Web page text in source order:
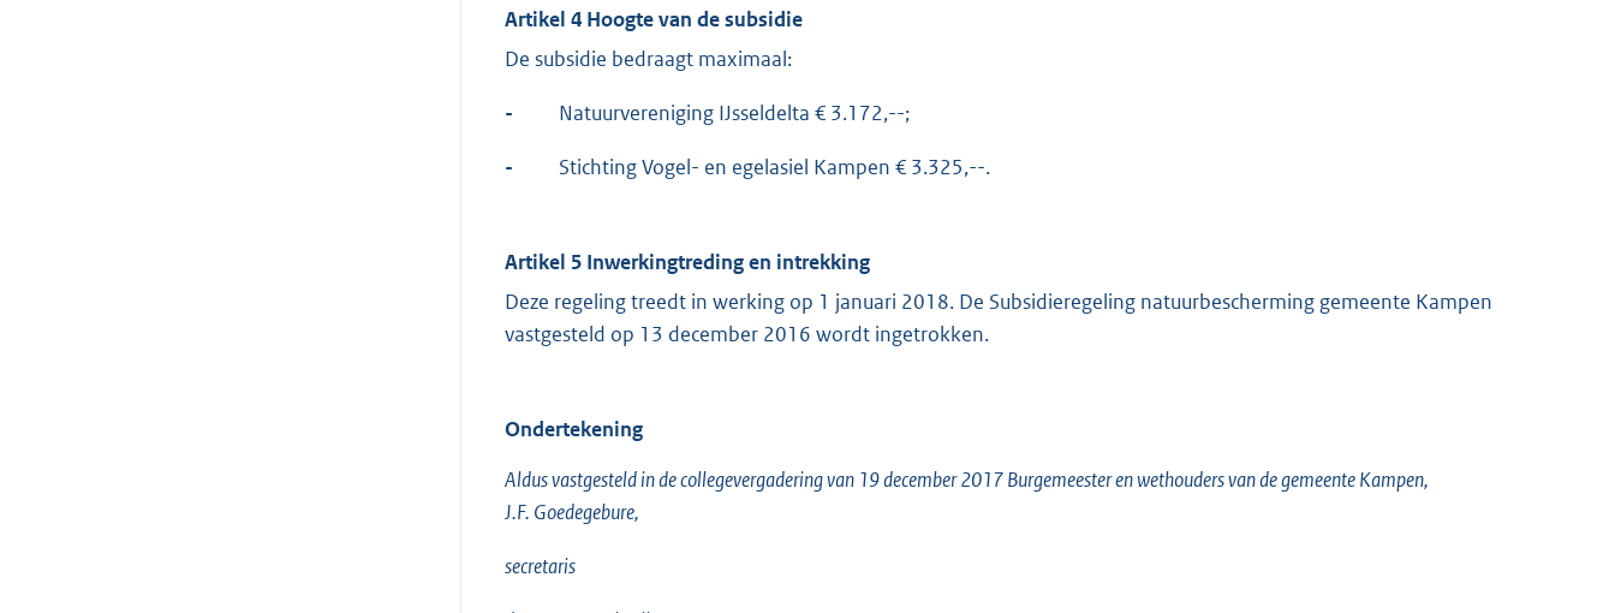
Artikel 4 Hoogte van de subsidie
De subsidie bedraagt maximaal:
- Natuurvereniging IJsseldelta € 3.172,--;
- Stichting Vogel- en egelasiel Kampen € 3.325,--.
Artikel 5 Inwerkingtreding en intrekking
Deze regeling treedt in werking op 1 januari 2018. De Subsidieregeling natuurbescherming gemeente Kampen
vastgesteld op 13 december 2016 wordt ingetrokken.
Ondertekening
Aldus vastgesteld in de collegevergadering van 19 december 2017 Burgemeester en wethouders van de gemeente Kampen,
J.F. Goedegebure,
secretaris